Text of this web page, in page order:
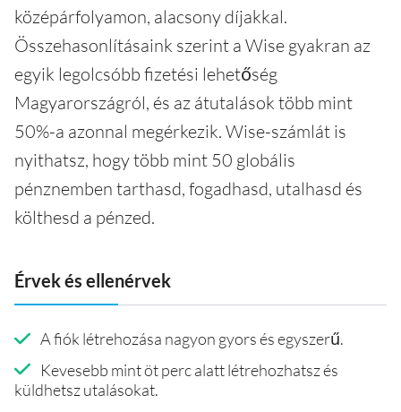
középárfolyamon, alacsony díjakkal.
Összehasonlításaink szerint a Wise gyakran az
egyik legolcsóbb fizetési lehetőség
Magyarországról, és az átutalások több mint
50%-a azonnal megérkezik. Wise-számlát is
nyithatsz, hogy több mint 50 globális
pénznemben tarthasd, fogadhasd, utalhasd és
költhesd a pénzed.
Érvek és ellenérvek
A fiók létrehozása nagyon gyors és egyszerű.
Kevesebb mint öt perc alatt létrehozhatsz és
küldhetsz utalásokat.